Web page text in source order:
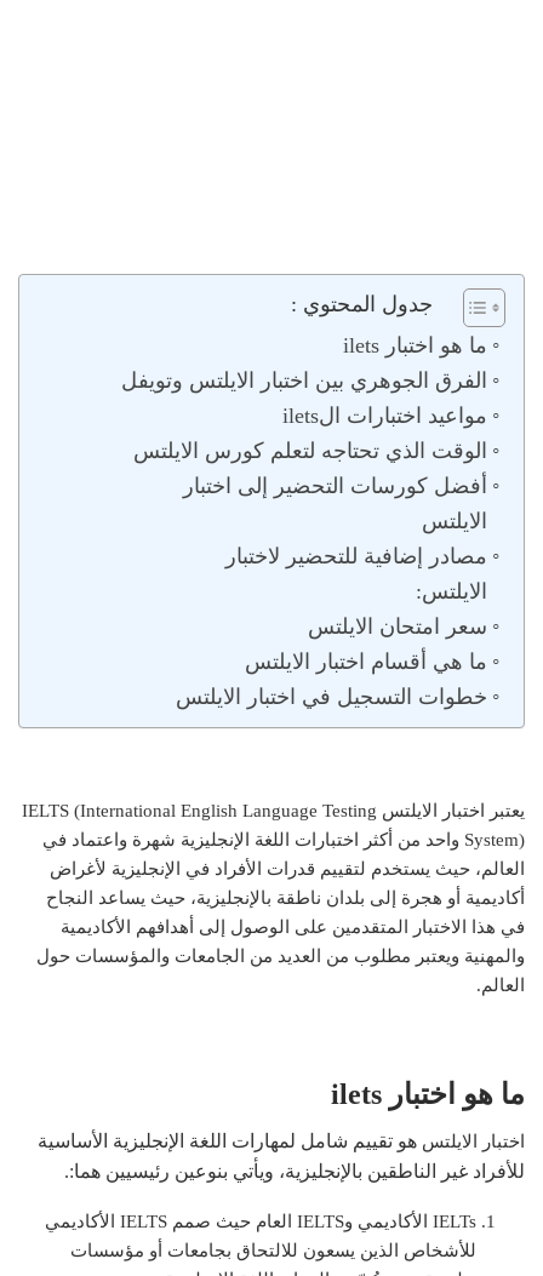
جدول المحتوي :
ما هو اختبار ilets
الفرق الجوهري بين اختبار الايلتس وتويفل
مواعيد اختبارات الilets
الوقت الذي تحتاجه لتعلم كورس الايلتس
أفضل كورسات التحضير إلى اختبار
الايلتس
مصادر إضافية للتحضير لاختبار
الايلتس:
سعر امتحان الايلتس
ما هي أقسام اختبار الايلتس
خطوات التسجيل في اختبار الايلتس
يعتبر اختبار الايلتس IELTS (International English Language Testing
System) واحد من أكثر اختبارات اللغة الإنجليزية شهرة واعتماد في
العالم، حيث يستخدم لتقييم قدرات الأفراد في الإنجليزية لأغراض
أكاديمية أو هجرة إلى بلدان ناطقة بالإنجليزية، حيث يساعد النجاح
في هذا الاختبار المتقدمين على الوصول إلى أهدافهم الأكاديمية
والمهنية ويعتبر مطلوب من العديد من الجامعات والمؤسسات حول
العالم.
ما هو اختبار ilets
اختبار الايلتس هو تقييم شامل لمهارات اللغة الإنجليزية الأساسية
للأفراد غير الناطقين بالإنجليزية، ويأتي بنوعين رئيسيين هما:.
IELTs الأكاديمي وIELTS العام حيث صمم IELTS الأكاديمي
للأشخاص الذين يسعون للالتحاق بجامعات أو مؤسسات